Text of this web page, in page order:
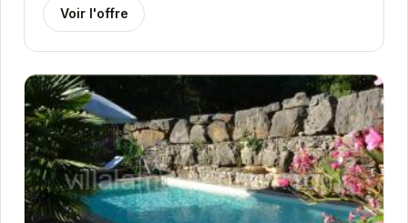
Voir l'offre